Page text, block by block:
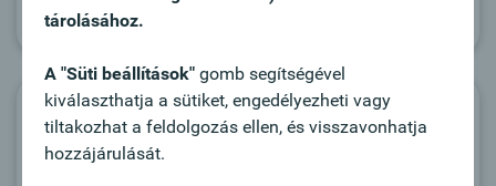
Controller:in Bereich Baumanagement
(w/m/d)
tárolásához.
A "Süti beállítások" gomb segítségével
kiválaszthatja a sütiket, engedélyezheti vagy
tiltakozhat a feldolgozás ellen, és visszavonhatja
hozzájárulását.